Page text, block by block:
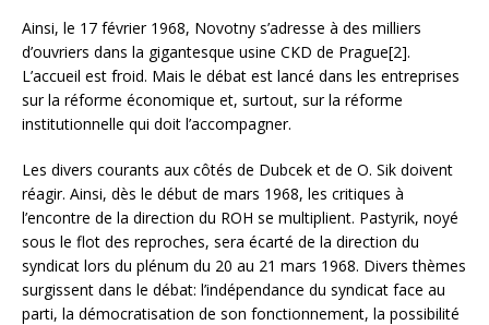
Ainsi, le 17 février 1968, Novotny s’adresse à des milliers
d’ouvriers dans la gigantesque usine CKD de Prague[2].
L’accueil est froid. Mais le débat est lancé dans les entreprises
sur la réforme économique et, surtout, sur la réforme
institutionnelle qui doit l’accompagner.
Les divers courants aux côtés de Dubcek et de O. Sik doivent
réagir. Ainsi, dès le début de mars 1968, les critiques à
l’encontre de la direction du ROH se multiplient. Pastyrik, noyé
sous le flot des reproches, sera écarté de la direction du
syndicat lors du plénum du 20 au 21 mars 1968. Divers thèmes
surgissent dans le débat: l’indépendance du syndicat face au
parti, la démocratisation de son fonctionnement, la possibilité